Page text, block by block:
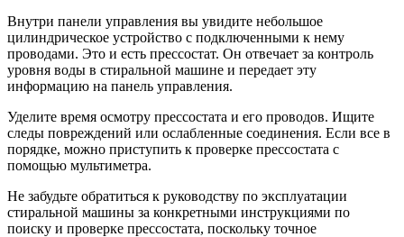
Внутри панели управления вы увидите небольшое
цилиндрическое устройство с подключенными к нему
проводами. Это и есть прессостат. Он отвечает за контроль
уровня воды в стиральной машине и передает эту
информацию на панель управления.
Уделите время осмотру прессостата и его проводов. Ищите
следы повреждений или ослабленные соединения. Если все в
порядке, можно приступить к проверке прессостата с
помощью мультиметра.
Не забудьте обратиться к руководству по эксплуатации
стиральной машины за конкретными инструкциями по
поиску и проверке прессостата, поскольку точное